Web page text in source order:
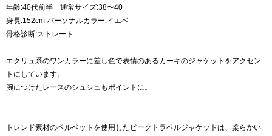
年齢:40代前半 通常サイズ:38〜40
身長:152cm パーソナルカラー:イエベ
骨格診断:ストレート
エクリュ系のワンカラーに差し色で表情のあるカーキのジャケットをアクセン
トにしています。
腕につけたレースのシュシュもポイントに。
トレンド素材のベルベットを使用したピークトラペルジャケットは、柔らかい